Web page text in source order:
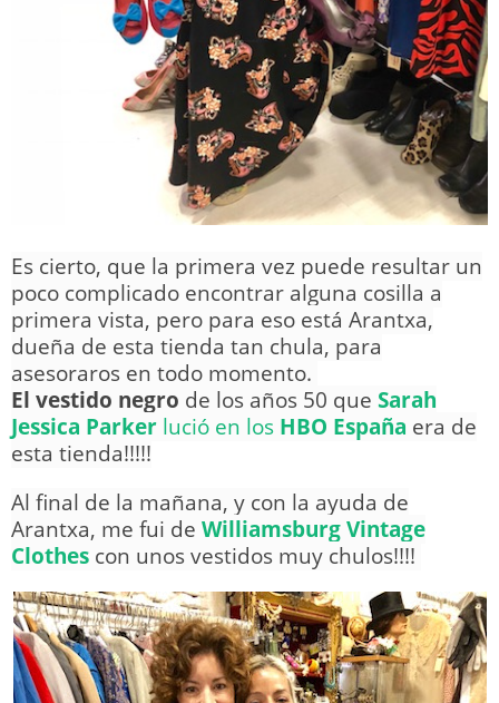
Es cierto, que la primera vez puede resultar un
poco complicado encontrar alguna cosilla a
primera vista, pero para eso está Arantxa,
dueña de esta tienda tan chula, para
asesoraros en todo momento.
El vestido negro de los años 50 que Sarah
Jessica Parker lució en los HBO España era de
esta tienda!!!!!
Al final de la mañana, y con la ayuda de
Arantxa, me fui de Williamsburg Vintage
Clothes con unos vestidos muy chulos!!!!